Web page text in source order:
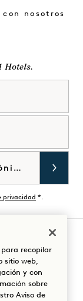
nosotros
Hotels.
privacidad *.
Visita
1
Hotels
para recopilar
sitio web,
y con
sobre
Aviso de